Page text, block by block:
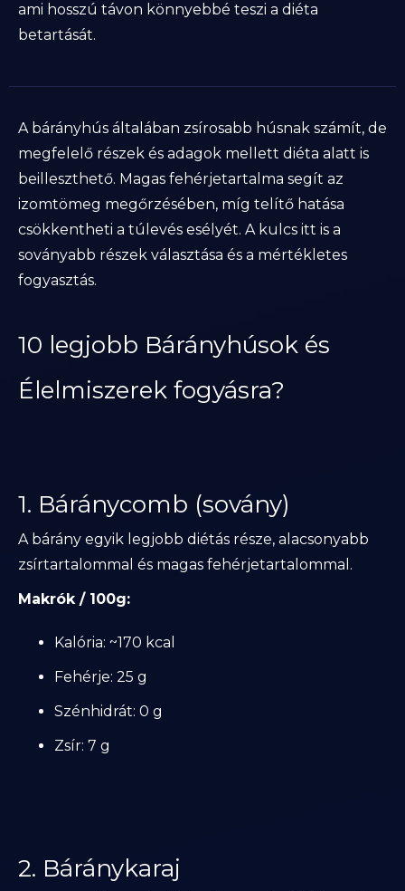
ami hosszú távon könnyebbé teszi a diéta
betartását.
A bárányhús általában zsírosabb húsnak számít, de
megfelelő részek és adagok mellett diéta alatt is
beilleszthető. Magas fehérjetartalma segít az
izomtömeg megőrzésében, míg telítő hatása
csökkentheti a túlevés esélyét. A kulcs itt is a
soványabb részek választása és a mértékletes
fogyasztás.
10 legjobb Bárányhúsok és
Élelmiszerek fogyásra?
1. Báránycomb (sovány)
A bárány egyik legjobb diétás része, alacsonyabb
zsírtartalommal és magas fehérjetartalommal.
Makrók / 100g:
Kalória: ~170 kcal
Fehérje: 25 g
Szénhidrát: 0 g
Zsír: 7 g
2. Báránykaraj